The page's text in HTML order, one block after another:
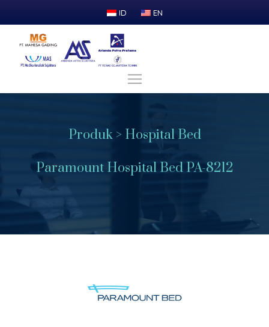
ID EN
Produk > Hospital Bed
Paramount Hospital Bed PA-8212